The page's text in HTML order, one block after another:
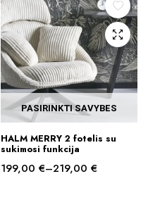
PASIRINKTI SAVYBES
product
has
HALM MERRY 2 fotelis su
sukimosi funkcija
199,00 €–219,00 €